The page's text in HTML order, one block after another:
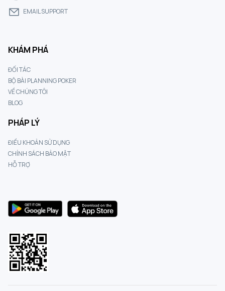
EMAIL SUPPORT
KHÁM PHÁ
ĐỐI TÁC
BỘ BÀI PLANNING POKER
VỀ CHÚNG TÔI
BLOG
PHÁP LÝ
ĐIỀU KHOẢN SỬ DỤNG
CHÍNH SÁCH BẢO MẬT
HỖ TRỢ